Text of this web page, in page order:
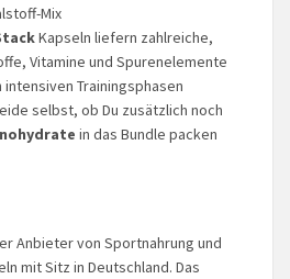
Mix
Kapseln liefern zahlreiche,
Vitamine und Spurenelemente
Trainingsphasen
selbst, ob Du zusätzlich noch
in das Bundle packen
Anbieter von Sportnahrung und
mit Sitz in Deutschland. Das